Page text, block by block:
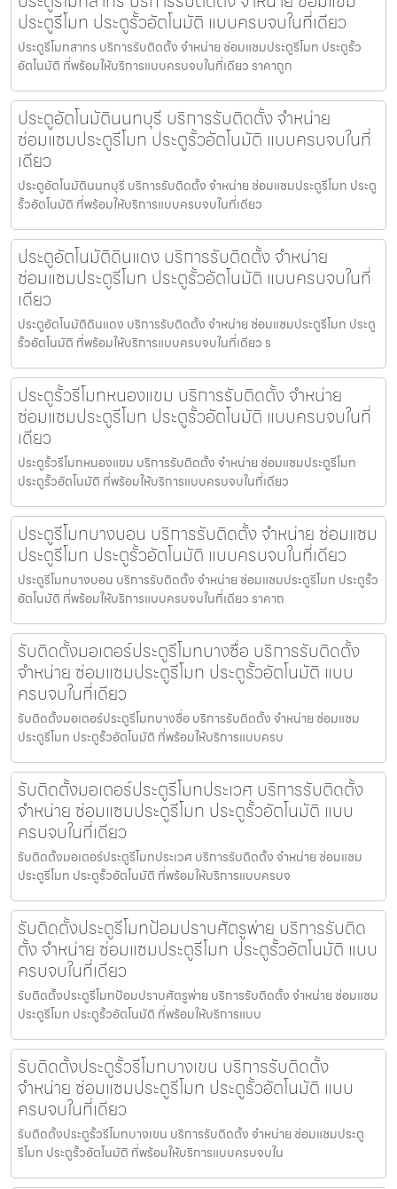
ประตูรีโมท ประตูรั้วอัตโนมัติ แบบครบจบในที่เดียว
ประตูรีโมทสาทร บริการรับติดตั้ง จำหน่าย ซ่อมแซมประตูรีโมท ประตูรั้ว
อัตโนมัติ ที่พร้อมให้บริการแบบครบจบในที่เดียว ราคาถูก
ประตูอัตโนมัตินนทบุรี บริการรับติดตั้ง จำหน่าย
ซ่อมแซมประตูรีโมท ประตูรั้วอัตโนมัติ แบบครบจบในที่
เดียว
ประตูอัตโนมัตินนทบุรี บริการรับติดตั้ง จำหน่าย ซ่อมแซมประตูรีโมท ประตู
รั้วอัตโนมัติ ที่พร้อมให้บริการแบบครบจบในที่เดียว
ประตูอัตโนมัติดินแดง บริการรับติดตั้ง จำหน่าย
ซ่อมแซมประตูรีโมท ประตูรั้วอัตโนมัติ แบบครบจบในที่
เดียว
ประตูอัตโนมัติดินแดง บริการรับติดตั้ง จำหน่าย ซ่อมแซมประตูรีโมท ประตู
รั้วอัตโนมัติ ที่พร้อมให้บริการแบบครบจบในที่เดียว ร
ประตูรั้วรีโมทหนองแขม บริการรับติดตั้ง จำหน่าย
ซ่อมแซมประตูรีโมท ประตูรั้วอัตโนมัติ แบบครบจบในที่
เดียว
ประตูรั้วรีโมทหนองแขม บริการรับติดตั้ง จำหน่าย ซ่อมแซมประตูรีโมท
ประตูรั้วอัตโนมัติ ที่พร้อมให้บริการแบบครบจบในที่เดียว
ประตูรีโมทบางบอน บริการรับติดตั้ง จำหน่าย ซ่อมแซม
ประตูรีโมท ประตูรั้วอัตโนมัติ แบบครบจบในที่เดียว
ประตูรีโมทบางบอน บริการรับติดตั้ง จำหน่าย ซ่อมแซมประตูรีโมท ประตูรั้ว
อัตโนมัติ ที่พร้อมให้บริการแบบครบจบในที่เดียว ราคาถ
รับติดตั้งมอเตอร์ประตูรีโมทบางซื่อ บริการรับติดตั้ง
จำหน่าย ซ่อมแซมประตูรีโมท ประตูรั้วอัตโนมัติ แบบ
ครบจบในที่เดียว
รับติดตั้งมอเตอร์ประตูรีโมทบางซื่อ บริการรับติดตั้ง จำหน่าย ซ่อมแซม
ประตูรีโมท ประตูรั้วอัตโนมัติ ที่พร้อมให้บริการแบบครบ
รับติดตั้งมอเตอร์ประตูรีโมทประเวศ บริการรับติดตั้ง
จำหน่าย ซ่อมแซมประตูรีโมท ประตูรั้วอัตโนมัติ แบบ
ครบจบในที่เดียว
รับติดตั้งมอเตอร์ประตูรีโมทประเวศ บริการรับติดตั้ง จำหน่าย ซ่อมแซม
ประตูรีโมท ประตูรั้วอัตโนมัติ ที่พร้อมให้บริการแบบครบจ
รับติดตั้งประตูรีโมทป้อมปราบศัตรูพ่าย บริการรับติด
ตั้ง จำหน่าย ซ่อมแซมประตูรีโมท ประตูรั้วอัตโนมัติ แบบ
ครบจบในที่เดียว
รับติดตั้งประตูรีโมทป้อมปราบศัตรูพ่าย บริการรับติดตั้ง จำหน่าย ซ่อมแซม
ประตูรีโมท ประตูรั้วอัตโนมัติ ที่พร้อมให้บริการแบบ
รับติดตั้งประตูรั้วรีโมทบางเขน บริการรับติดตั้ง
จำหน่าย ซ่อมแซมประตูรีโมท ประตูรั้วอัตโนมัติ แบบ
ครบจบในที่เดียว
รับติดตั้งประตูรั้วรีโมทบางเขน บริการรับติดตั้ง จำหน่าย ซ่อมแซมประตู
รีโมท ประตูรั้วอัตโนมัติ ที่พร้อมให้บริการแบบครบจบใน